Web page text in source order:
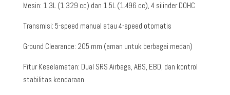
Mesin: 1.3L (1.329 cc) dan 1.5L (1.496 cc), 4 silinder DOHC
Transmisi: 5-speed manual atau 4-speed otomatis
Ground Clearance: 205 mm (aman untuk berbagai medan)
Fitur Keselamatan: Dual SRS Airbags, ABS, EBD, dan kontrol
stabilitas kendaraan